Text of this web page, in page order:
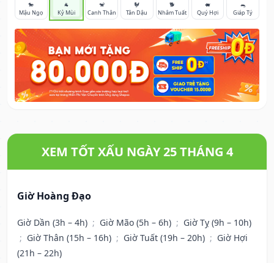
🐎
Mậu Ngọ
🐐
Kỷ Mùi
🐒
Canh Thân
🐓
Tân Dậu
🐕
Nhâm Tuất
🐖
Quý Hợi
🐀
Giáp Tý
XEM TỐT XẤU NGÀY 25 THÁNG 4
Giờ Hoàng Đạo
Giờ Dần (3h – 4h) ; Giờ Mão (5h – 6h) ; Giờ Tỵ (9h – 10h)
; Giờ Thân (15h – 16h) ; Giờ Tuất (19h – 20h) ; Giờ Hợi
(21h – 22h)